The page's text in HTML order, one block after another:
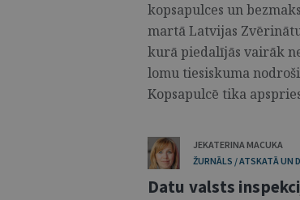
kopsapulces un
martā Latvijas
kurā piedalījās vairāk
lomu tiesiskuma
Kopsapulcē tika
JEKATERINA MACUKA
ŽURNĀLS / ATSKATĀ UN
Datu valsts